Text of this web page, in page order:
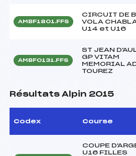
AMBF1801.FFS
CIRCUIT DE
VOLA
U14 et U16
AMBF0131.FFS
ST JEAN
GP VITAM
MEMORIAL
TOUREZ
Résultats Alpin 2015
Codex Course
COUPE
U16 FILLES